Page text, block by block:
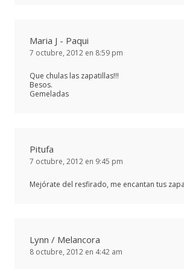
Maria J - Paqui
7 octubre, 2012 en 8:59 pm
Que chulas las zapatillas!!!
Besos.
Gemeladas
Pitufa
7 octubre, 2012 en 9:45 pm
Mejórate del resfirado, me encantan tus
Lynn / Melancora
8 octubre, 2012 en 4:42 am